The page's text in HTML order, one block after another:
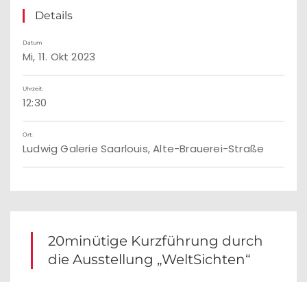
Details
Datum
Mi, 11. Okt 2023
Uhrzeit:
12:30
Ort:
Ludwig Galerie Saarlouis, Alte-Brauerei-Straße
20minütige Kurzführung durch
die Ausstellung „WeltSichten“